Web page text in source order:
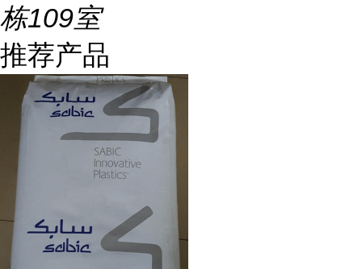
栋109室
推荐产品